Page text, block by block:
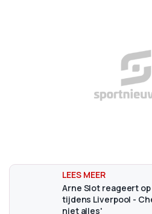
Arne Slot reageert
tijdens Liverpool -
niet alles'